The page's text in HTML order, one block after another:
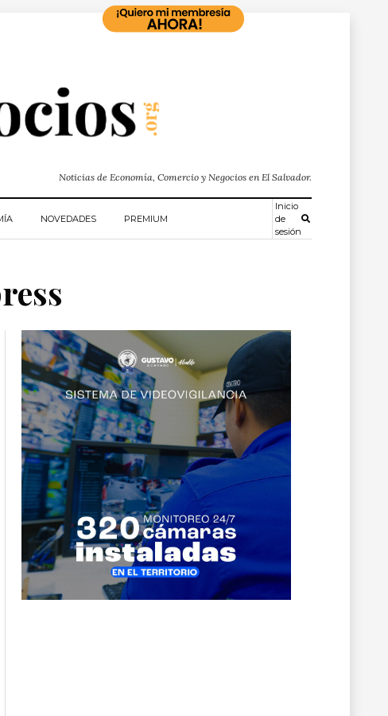
Noticias de Economía, Comercio y Negocios en El Salvador.
NOVEDADES PREMIUM
Inicio
de
sesión